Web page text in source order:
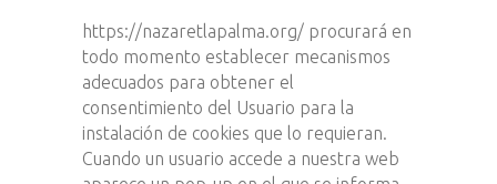
https://nazaretlapalma.org/ procurará en
todo momento establecer mecanismos
adecuados para obtener el
consentimiento del Usuario para la
instalación de cookies que lo requieran.
Cuando un usuario accede a nuestra web